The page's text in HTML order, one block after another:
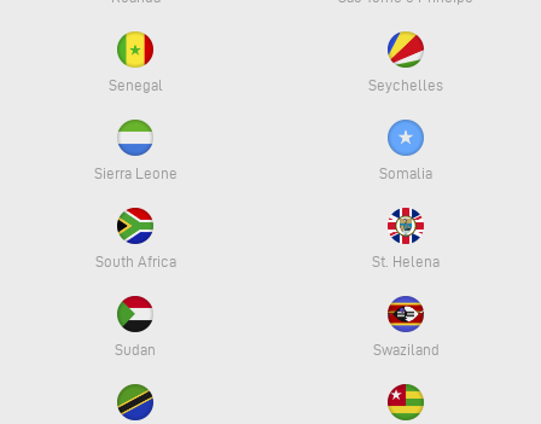
Senegal Seychelles
Sierra Leone Somalia
South Africa St. Helena
Sudan Swaziland